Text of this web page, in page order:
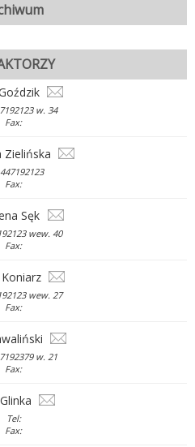
w. 34
Fax:
Zielińska
Fax:
Sęk
wew. 40
Fax:
wew. 27
Fax:
w. 21
Fax:
Tel:
Fax: